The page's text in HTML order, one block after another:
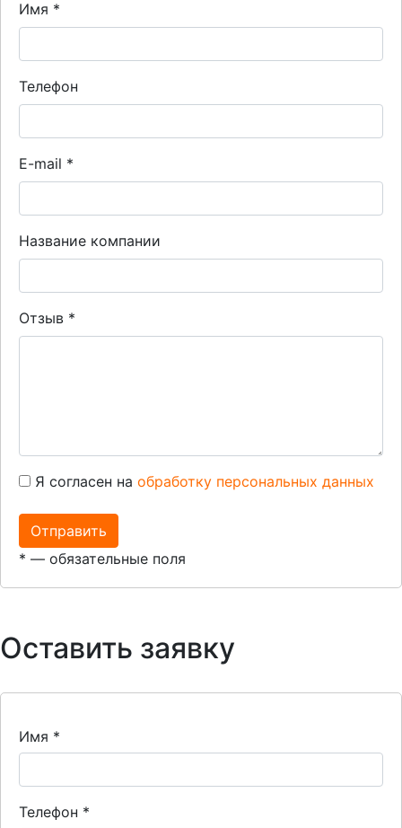
Имя *
Телефон
E-mail *
Название компании
Отзыв *
Я согласен на обработку персональных данных
* — обязательные поля
Оставить заявку
Имя *
Телефон *